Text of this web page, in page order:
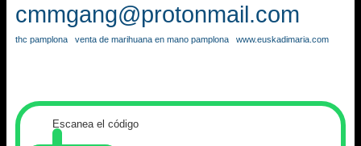
cmmgang@protonmail.com
thc pamplona venta de marihuana en mano pamplona www.euskadimaria.com
Escanea el código